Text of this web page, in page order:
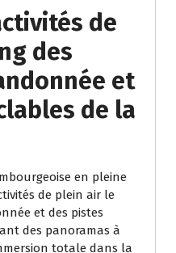
de
des
et
de la
en pleine
de plein air le
et des pistes
des panoramas à
totale dans la